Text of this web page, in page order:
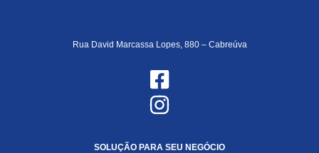
Rua David Marcassa Lopes, 880 – Cabreúva
SOLUÇÃO PARA SEU NEGÓCIO